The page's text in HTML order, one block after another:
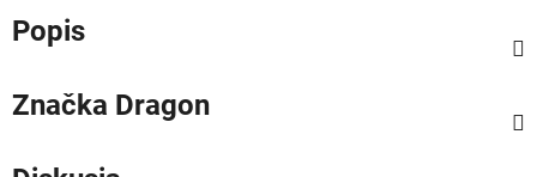
Popis
Značka Dragon